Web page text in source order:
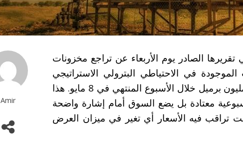
Amir
الصادر يوم الأربعاء عن تراجع مخزونات
الموجودة في الاحتياطي البترولي الاستراتيجي
بمقدار 4.3 مليون برميل لتصل إلى 452.9 مليون برميل خلال الأسبوع المنتهي في 8 مايو. هذا
معتادة بل يضع السوق أمام إشارة واضحة
فيه الأسعار أي تغير في ميزان العرض